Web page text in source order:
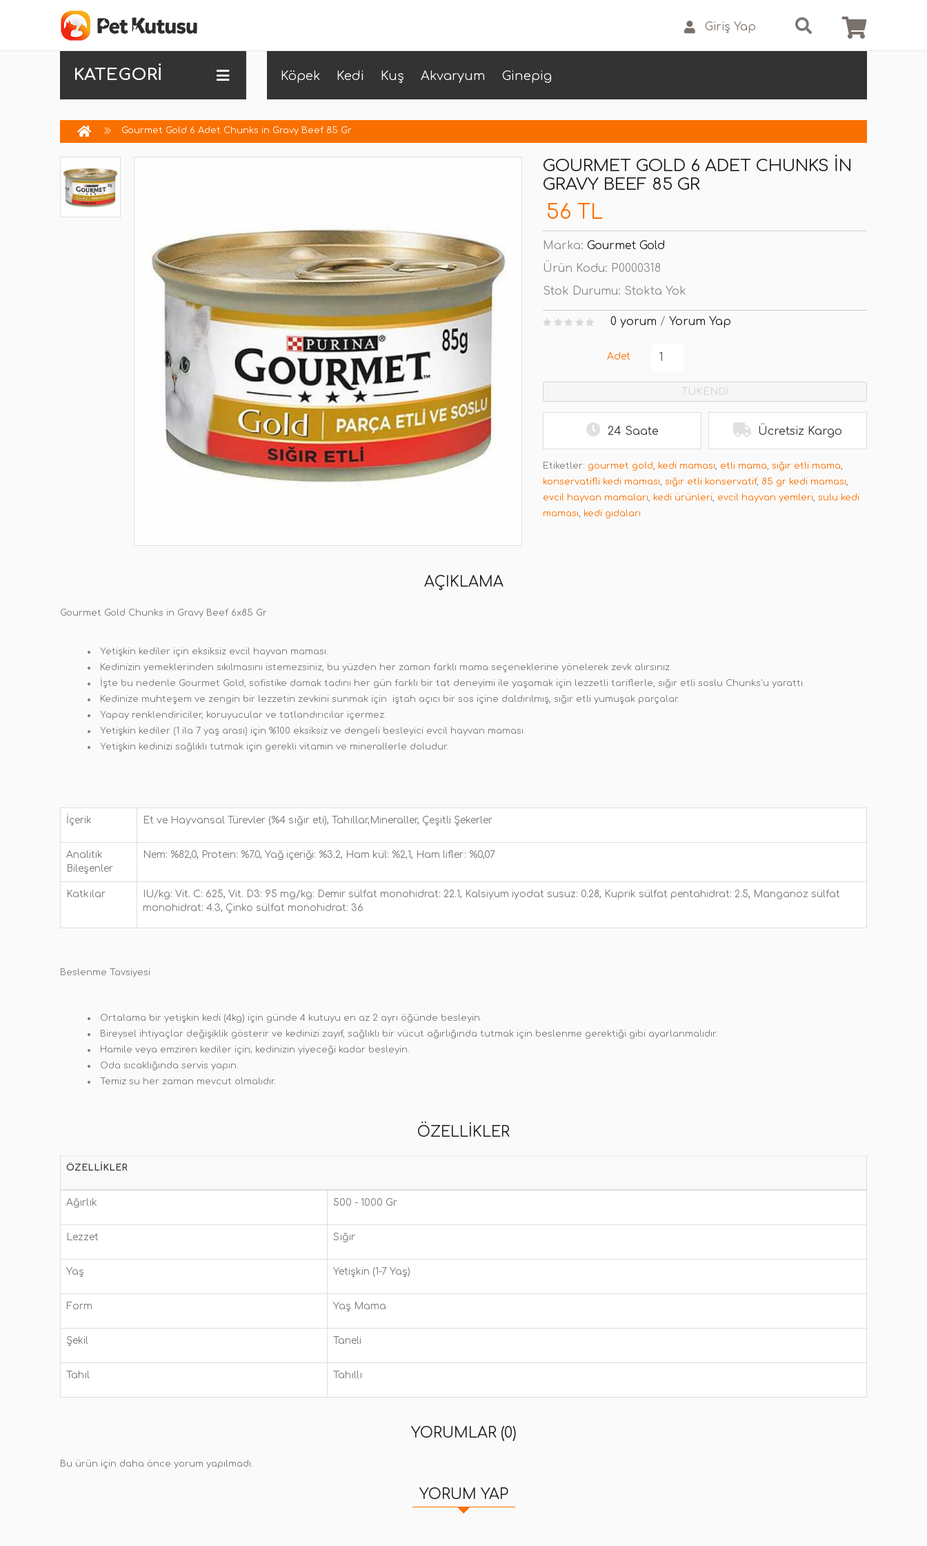
Giriş Yap
KATEGORİ Köpek Kedi Kuş Akvaryum Ginepig
Gourmet Gold 6 Adet Chunks in Gravy Beef 85 Gr
GOURMET GOLD 6 ADET CHUNKS IN
GRAVY BEEF 85 GR
56 TL
Marka: Gourmet Gold
Ürün Kodu: P0000318
Stok Durumu: Stokta Yok
0 yorum / Yorum Yap
Adet
TÜKENDİ
24 Saate Ücretsiz Kargo
Etiketler: gourmet gold, kedi maması, etli mama, sığır etli mama,
konservatifli kedi maması, sığır etli konservatif, 85 gr kedi maması,
evcil hayvan mamaları, kedi ürünleri, evcil hayvan yemleri, sulu kedi
maması, kedi gıdaları
AÇIKLAMA
Gourmet Gold Chunks in Gravy Beef 6x85 Gr
Yetişkin kediler için eksiksiz evcil hayvan maması.
Kedinizin yemeklerinden sıkılmasını istemezsiniz, bu yüzden her zaman farklı mama seçeneklerine yönelerek zevk alırsınız.
İşte bu nedenle Gourmet Gold, sofistike damak tadını her gün farklı bir tat deneyimi ile yaşamak için lezzetli tariflerle, sığır etli soslu Chunks'u yarattı.
Kedinize muhteşem ve zengin bir lezzetin zevkini sunmak için iştah açıcı bir sos içine daldırılmış, sığır etli yumuşak parçalar.
Yapay renklendiriciler, koruyucular ve tatlandırıcılar içermez.
Yetişkin kediler (1 ila 7 yaş arası) için %100 eksiksiz ve dengeli besleyici evcil hayvan maması.
Yetişkin kedinizi sağlıklı tutmak için gerekli vitamin ve minerallerle doludur.
İçerik Et ve Hayvansal Türevler (%4 sığır eti), Tahıllar,Mineraller, Çeşitli Şekerler
Analitik
Bileşenler
Nem: %82,0, Protein: %7.0, Yağ içeriği: %3.2, Ham kül: %2,1, Ham lifler: %0,07
Katkılar IU/kg: Vit. C: 625, Vit. D3: 95 mg/kg: Demir sülfat monohidrat: 22.1, Kalsiyum iyodat susuz: 0.28, Kuprik sülfat pentahidrat: 2.5, Manganöz sülfat
monohidrat: 4.3, Çinko sülfat monohidrat: 36
Beslenme Tavsiyesi
Ortalama bir yetişkin kedi (4kg) için günde 4 kutuyu en az 2 ayrı öğünde besleyin.
Bireysel ihtiyaçlar değişiklik gösterir ve kedinizi zayıf, sağlıklı bir vücut ağırlığında tutmak için beslenme gerektiği gibi ayarlanmalıdır.
Hamile veya emziren kediler için; kedinizin yiyeceği kadar besleyin.
Oda sıcaklığında servis yapın.
Temiz su her zaman mevcut olmalıdır.
ÖZELLIKLER
ÖZELLIKLER
Ağırlık 500 - 1000 Gr
Lezzet Sığır
Yaş Yetişkin (1-7 Yaş)
Form Yaş Mama
Şekil Taneli
Tahıl Tahıllı
YORUMLAR (0)
Bu ürün için daha önce yorum yapılmadı.
YORUM YAP